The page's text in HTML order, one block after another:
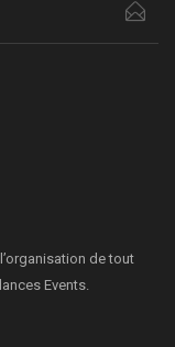
de tout
Events.